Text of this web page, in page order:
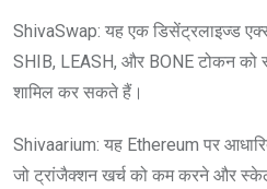
ShivaSwap: यह एक डिसेंट्रलाइज्ड
SHIB, LEASH, और BONE टोकन को
शामिल कर सकते हैं।
Shivaarium: यह Ethereum पर
जो ट्रांजैक्शन खर्च को कम करने और